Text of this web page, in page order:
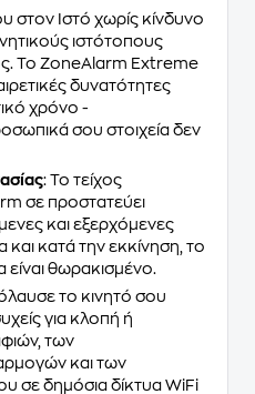
στον Ιστό χωρίς κίνδυνο
ιστότοπους
Το ZoneAlarm Extreme
δυνατότητες
χρόνο -
σου στοιχεία δεν
: Το τείχος
σε προστατεύει
και εξερχόμενες
κατά την εκκίνηση, το
είναι θωρακισμένο.
το κινητό σου
για κλοπή ή
των
και των
σε δημόσια δίκτυα WiFi